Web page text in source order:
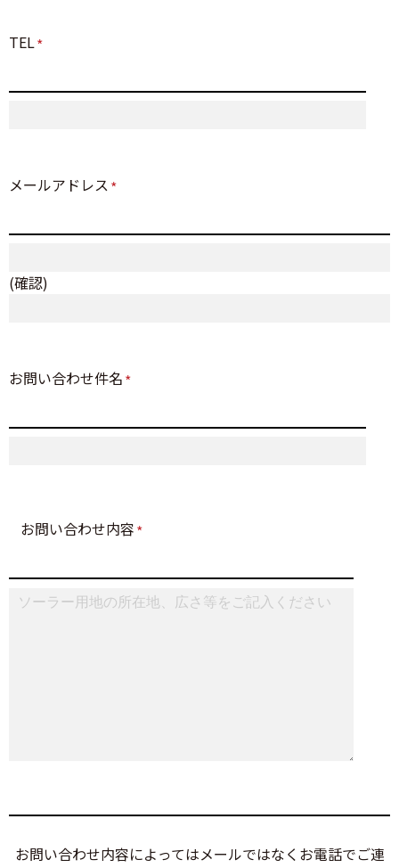
TEL*
メールアドレス*
(確認)
お問い合わせ件名*
お問い合わせ内容*
お問い合わせ内容によってはメールではなくお電話でご連